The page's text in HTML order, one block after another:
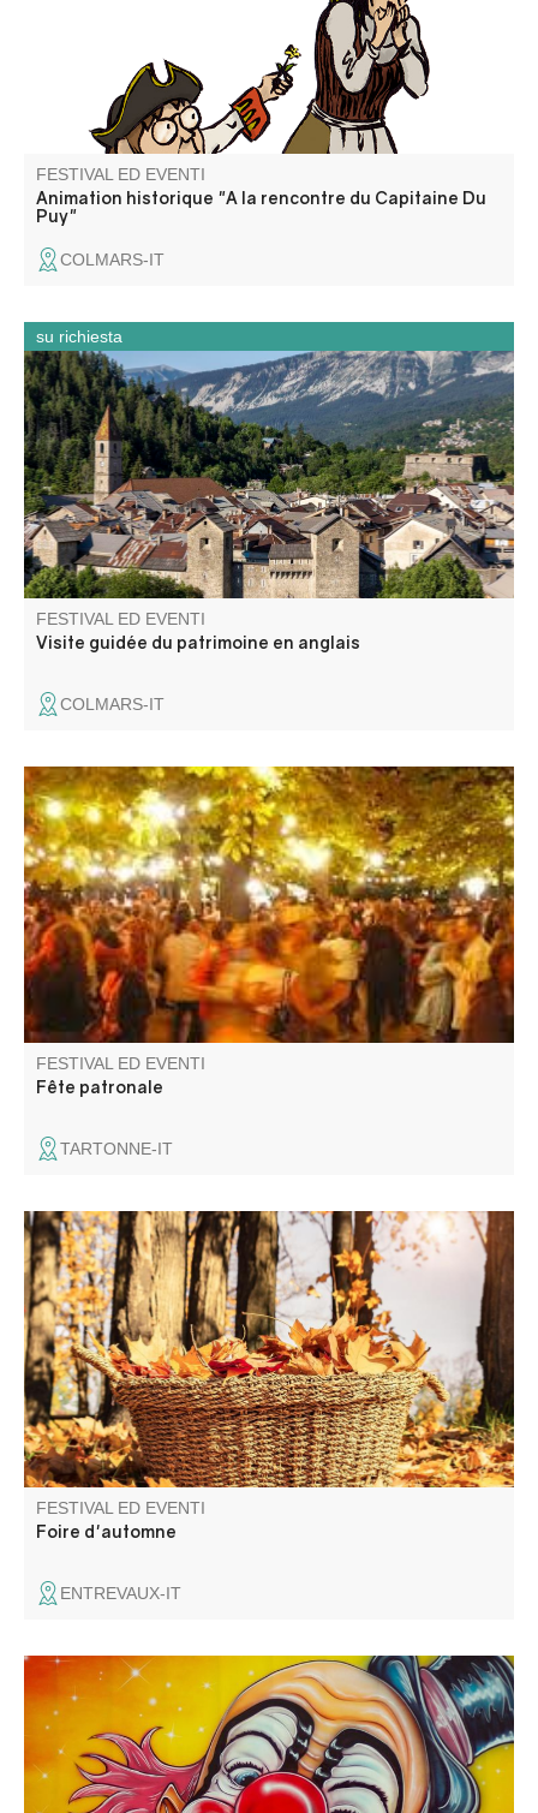
FESTIVAL ED EVENTI
Animation historique "A la rencontre du Capitaine Du
Puy"
COLMARS-IT
Visite du patrimoine de Colmars (centre historique)
uniquement en anglais dès 4 personnes.
FESTIVAL ED EVENTI
Visite guidée du patrimoine en anglais
su richiesta
COLMARS-IT
Concours de boules et bal les jeudi, vendredi et samedi.
Paëlla le vendredi, aïoli le samedi.
FESTIVAL ED EVENTI
Fête patronale
TARTONNE-IT
Marché aux saveurs de l'automne..
FESTIVAL ED EVENTI
Foire d'automne
ENTREVAUX-IT
Venez applaudir les artistes, les clowns et autres
funambules.